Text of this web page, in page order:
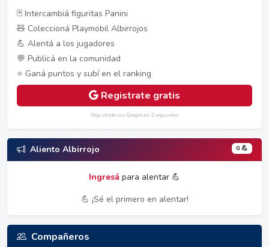
🃏 Intercambiá figuritas Panini
🧸 Coleccioná Playmobil Albirrojos
💪 Alentá a los jugadores
💬 Publicá en la comunidad
⭐ Ganá puntos y subí en el ranking
Registrate gratis
Registrate con Google en 2 segundos
Aliento Albirrojo 0 💪
Ingresá para alentar 💪
💪 ¡Sé el primero en alentar!
Compañeros